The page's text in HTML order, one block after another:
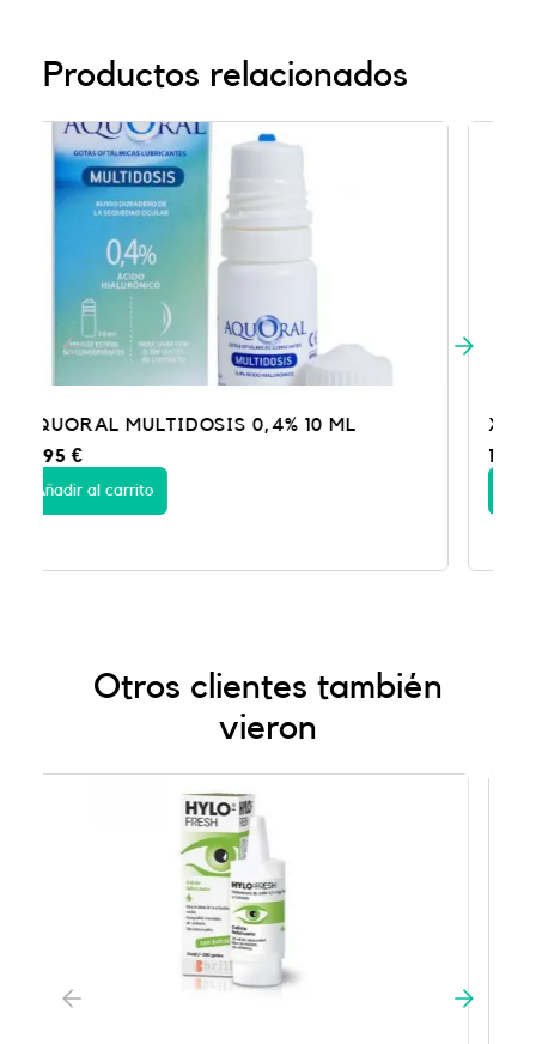
Productos relacionados
XAILIN NIGHT (XILIN) 5 GR
Añadir al carrito
Otros clientes también
vieron